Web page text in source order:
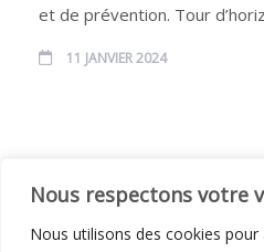
Nous respectons votre
Nous utilisons des cookies
et de prévention. Tour
11 JANVIER 2024